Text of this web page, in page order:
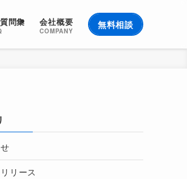
問集 会社概要
COMPANY
無料相談
リース